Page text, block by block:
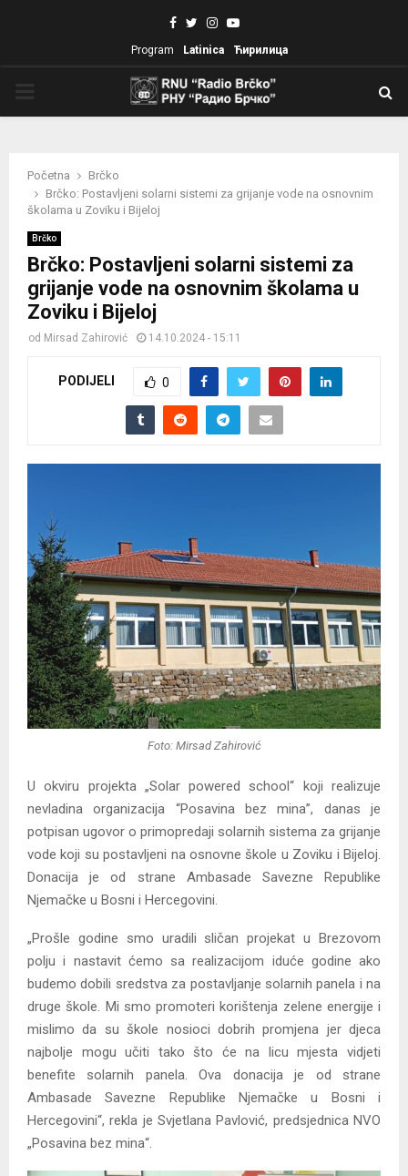
Facebook
TwitterInstagram
Youtube
Program Latinica Ћирилица
Početna
Brčko
Brčko: Postavljeni solarni sistemi za grijanje vode na osnovnim
školama u Zoviku i Bijeloj
Brčko
Brčko: Postavljeni solarni sistemi za
grijanje vode na osnovnim školama u
Zoviku i Bijeloj
od Mirsad Zahirović 14.10.2024 - 15:11
PODIJELI 0
Foto: Mirsad Zahirović
U okviru projekta „Solar powered school“ koji realizuje
nevladina organizacija “Posavina bez mina”, danas je
potpisan ugovor o primopredaji solarnih sistema za grijanje
vode koji su postavljeni na osnovne škole u Zoviku i Bijeloj.
Donacija je od strane Ambasade Savezne Republike
Njemačke u Bosni i Hercegovini.
„Prošle godine smo uradili sličan projekat u Brezovom
polju i nastavit ćemo sa realizacijom iduće godine ako
budemo dobili sredstva za postavljanje solarnih panela i na
druge škole. Mi smo promoteri korištenja zelene energije i
mislimo da su škole nosioci dobrih promjena jer djeca
najbolje mogu učiti tako što će na licu mjesta vidjeti
benefite solarnih panela. Ova donacija je od strane
Ambasade Savezne Republike Njemačke u Bosni i
Hercegovini“, rekla je Svjetlana Pavlović, predsjednica NVO
„Posavina bez mina“.